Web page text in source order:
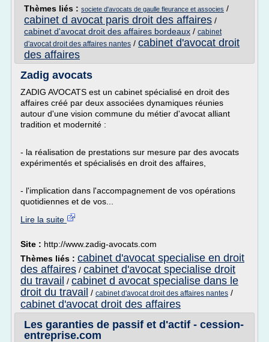
Thèmes liés : societe d'avocats de gaulle fleurance et associes /
cabinet d avocat paris droit des affaires /
cabinet d'avocat droit des affaires bordeaux / cabinet
d'avocat droit des affaires nantes / cabinet d'avocat droit
des affaires
Zadig avocats
ZADIG AVOCATS est un cabinet spécialisé en droit des
affaires créé par deux associées dynamiques réunies
autour d'une vision commune du métier d'avocat alliant
tradition et modernité :
- la réalisation de prestations sur mesure par des avocats
expérimentés et spécialisés en droit des affaires,
- l'implication dans l'accompagnement de vos opérations
quotidiennes et de vos...
Lire la suite
Site : http://www.zadig-avocats.com
Thèmes liés : cabinet d'avocat specialise en droit
des affaires / cabinet d'avocat specialise droit
du travail / cabinet d avocat specialise dans le
droit du travail / cabinet d'avocat droit des affaires nantes /
cabinet d'avocat droit des affaires
Les garanties de passif et d'actif - cession-
entreprise.com